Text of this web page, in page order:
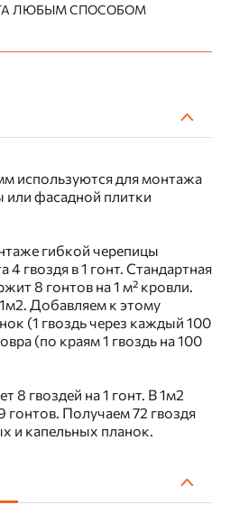
ЛЮБЫМ СПОСОБОМ
используются для монтажа
фасадной плитки
гибкой черепицы
4 гвоздя в 1 гонт. Стандартная
8 гонтов на 1 м² кровли.
Добавляем к этому
(1 гвоздь через каждый 100
(по краям 1 гвоздь на 100
8 гвоздей на 1 гонт. В 1м2
Получаем 72 гвоздя
и капельных планок.